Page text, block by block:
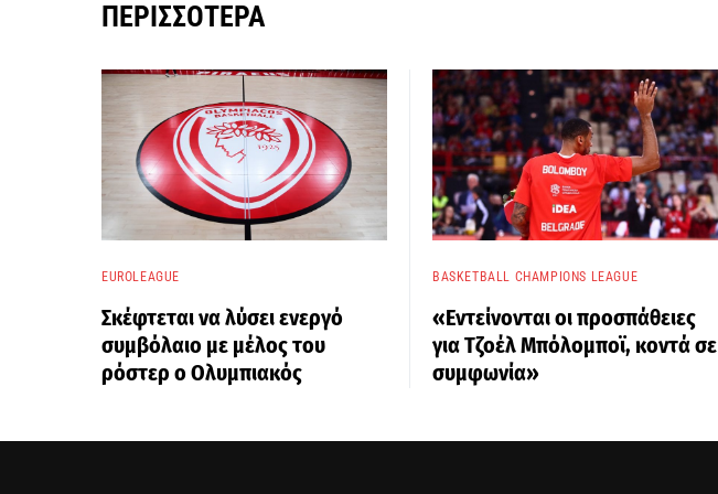
ΠΕΡΙΣΣΌΤΕΡΑ
EUROLEAGUE
Σκέφτεται να λύσει ενεργό
συμβόλαιο με μέλος του
ρόστερ ο Ολυμπιακός
BASKETBALL CHAMPIONS LEAGUE
«Εντείνονται οι προσπάθειες
για Τζοέλ Μπόλομποϊ, κοντά σε
συμφωνία»